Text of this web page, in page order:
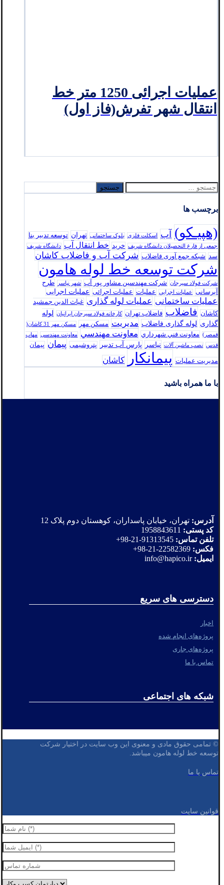
عملیات اجرائی 1250 متر خط
انتقال شهر تفرش(فاز اول)
جستجو
برای:
برچسب ها
(هپیـکو) آب اسکلت فلزی بلوک ساختمانی تهران توسعه تدبير بنا
جمعی از فارغ التحصیلان دانشگاه شریف خرید خط انتقال آب دانشگاه شریف
سد شبکه جمع آوری فاضلاب شرکت آب و فاضلاب کاشان
شرکت توسعه خط لوله هامون
شرکت فولاد سيرجان شرکت مهندسین مشاور پور آب شهر نیاسر
طرح
آبرسانی
عمليات اجرايي عملیات عملیات اجرائی عملیات اجرایی
عملیات ساختمانی عملیات لوله گذاری غیاث الدین جمشید
کاشان
فاضلاب فاضلاب تهران كارخانه فولاد سيرجان ايرانيان
لوله
گذاری لوله گذاری فاضلاب مدیریت مسکن مهر
مسکن مهر 31 کاشان(
قمصر)
معاونت فني شهرداري معاونت مهندسي معاونت مهندسی
مهاب
قدس
نصب ماشین آلات نیاسر پارس‌ آب تدبير پتروشیمی پیمان پیمان
مدیریت عملیات پیمانکار کاشان
با ما همراه باشید
آدرس: تهران، خیابان پاسداران، کوهستان دوم پلاک 12
کد پستی:
تلفن تماس:
فکس:
ایمیل: info@hapico.ir
دسترسی های سریع
اخبار
پروژه‌های انجام شده
پروژه‌های جاری
تماس با ما
شبکه های اجتماعی
© تمامی حقوق مادی و معنوی این وب سایت در اختیار شرکت
توسعه خط لوله هامون میباشد.
تماس با ما
قوانین سایت